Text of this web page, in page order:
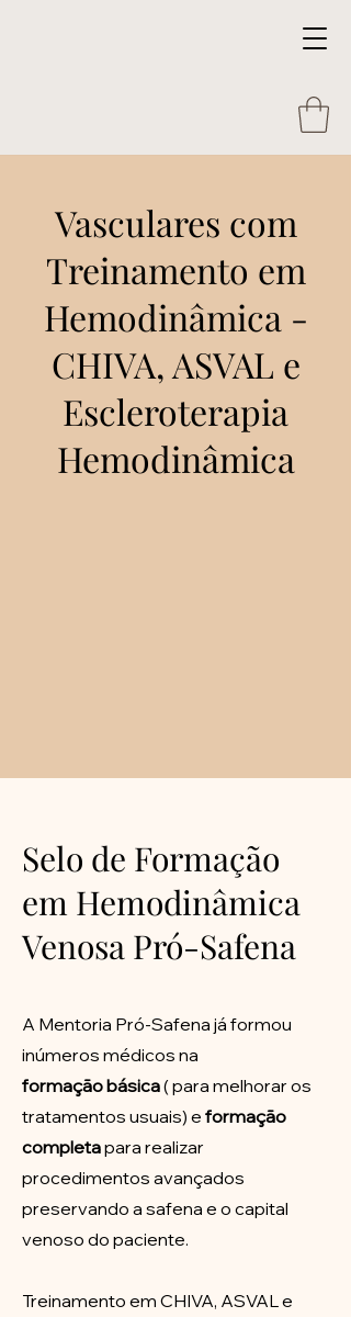
Vasculares com
Treinamento em
Hemodinâmica -
CHIVA, ASVAL e
Escleroterapia
Hemodinâmica
Selo de Formação
em Hemodinâmica
Venosa Pró-Safena
A Mentoria Pró-Safena já formou
inúmeros médicos na
formaçãobásica( para melhorar os
tratamentos usuais) e formação
completapara realizar
procedimentos avançados
preservando a safena e o capital
venoso do paciente.
Treinamento em CHIVA, ASVAL e